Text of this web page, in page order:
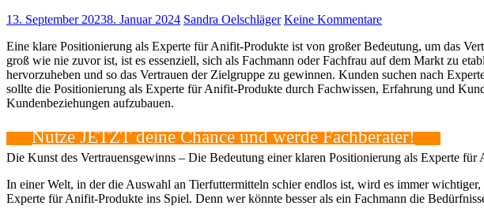
13. September 20238. Januar 2024 Sandra Oelschläger Keine Kommentare
Eine klare Positionierung als Experte für Anifit-Produkte ist von großer Bedeutung, um das
groß wie nie zuvor ist, ist es essenziell, sich als Fachmann oder Fachfrau auf dem Markt zu
hervorzuheben und so das Vertrauen der Zielgruppe zu gewinnen. Kunden suchen nach
sollte die Positionierung als Experte für Anifit-Produkte durch Fachwissen, Erfahrung und
Kundenbeziehungen aufzubauen.
Nutze JETZT​ deine Chance und werde Fachberater!
Die Kunst des Vertrauensgewinns – Die Bedeutung ⁣einer klaren Positionierung als Experte für
In ​einer Welt, in der die Auswahl ⁢an Tierfuttermitteln schier endlos‌ ist, wird es immer
Experte für Anifit-Produkte ins ​Spiel. Denn wer könnte besser als ein Fachmann die